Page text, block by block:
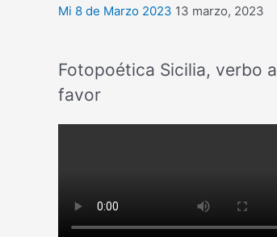
Mi 8 de Marzo 2023 13 marzo, 2023
Fotopoética Sicilia, verbo a
favor